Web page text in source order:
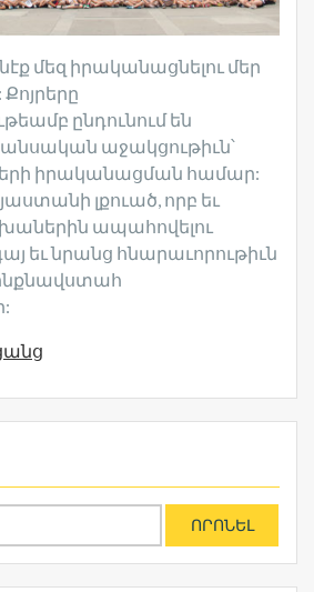
մեզ իրականացնելու մեր
ընդունում են
աջակցութիւն՝
իրականացման համար:
լքուած, որբ եւ
ապահովելու
եւ նրանց հնարաւորութիւն